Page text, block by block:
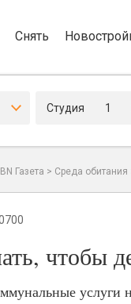
Снять
Студия 1
BN Газета > Среда обитания
чтобы
услуги